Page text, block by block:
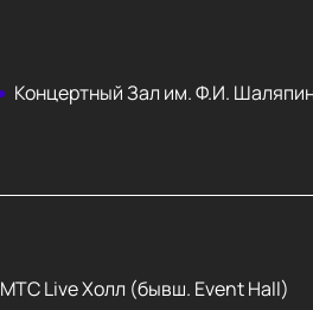
Концертный Зал им. Ф.И.
МТС Live Холл (бывш. Event Hall)